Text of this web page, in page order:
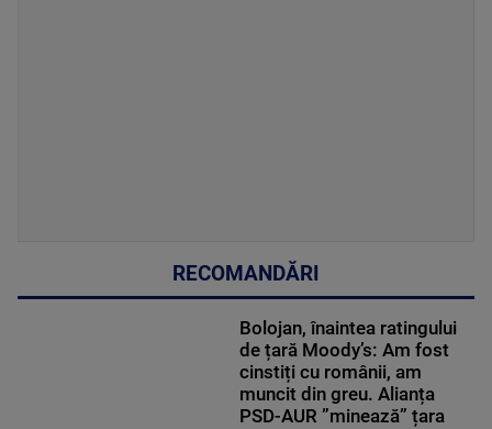
RECOMANDĂRI
Bolojan, înaintea ratingului
de țară Moody’s: Am fost
cinstiți cu românii, am
muncit din greu. Alianța
PSD-AUR ”minează” țara